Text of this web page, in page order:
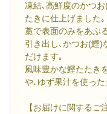
凍結､高鮮度のかつ
たきに仕上げました｡
藁で表面のみをあぶ
引き出し､かつお(鰹)
だけます｡
風味豊かな鰹たたき
や､ゆず果汁を使っ
【お届けに関するご